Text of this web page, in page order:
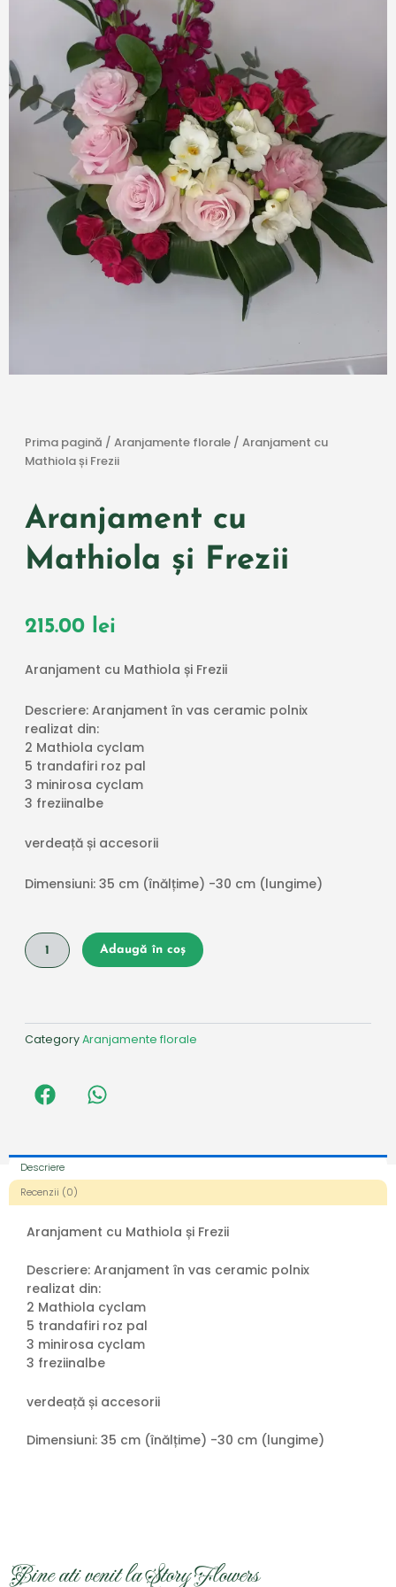
Prima pagină / Aranjamente florale / Aranjament cu
Mathiola și Frezii
Aranjament cu
Mathiola și Frezii
215.00 lei
Aranjament cu Mathiola și Frezii
Descriere: Aranjament în vas ceramic polnix
realizat din:
2 Mathiola cyclam
5 trandafiri roz pal
3 minirosa cyclam
3 freziinalbe
verdeață și accesorii
Dimensiuni: 35 cm (înălțime) -30 cm (lungime)
Cantitate
Aranjament
Frezii
Adaugă în coș
CategoryAranjamente florale
Descriere
Recenzii (0)
Aranjament cu Mathiola și Frezii
Descriere: Aranjament în vas ceramic polnix
realizat din:
2 Mathiola cyclam
5 trandafiri roz pal
3 minirosa cyclam
3 freziinalbe
verdeață și accesorii
Dimensiuni: 35 cm (înălțime) -30 cm (lungime)
Bine ati venit la Story Flowers